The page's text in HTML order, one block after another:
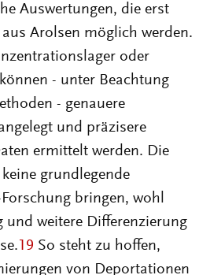
Auswertungen, die erst
Arolsen möglich werden.
oder
- unter Beachtung
- genauere
und präzisere
ermittelt werden. Die
grundlegende
bringen, wohl
und weitere Differenzierung
19 So steht zu hoffen,
von Deportationen